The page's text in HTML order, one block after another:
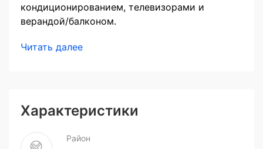
кондиционированием, телевизорами и
верандой/балконом.
Читать далее
Характеристики
Район